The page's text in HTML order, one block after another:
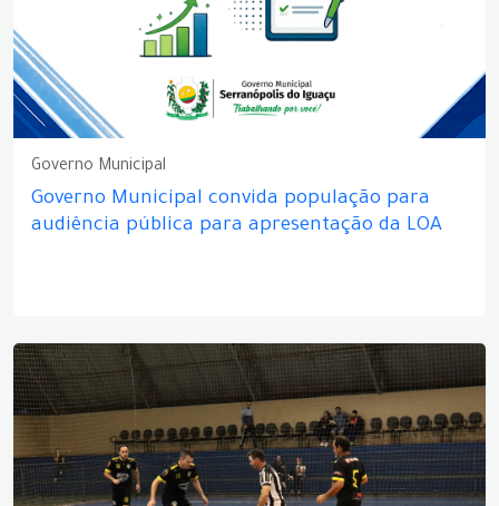
Governo Municipal
Governo Municipal convida população para
audiência pública para apresentação da LOA